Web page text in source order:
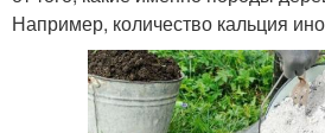
Например, количество кальция